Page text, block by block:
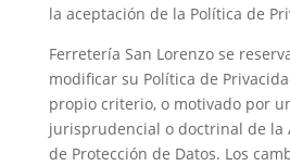
la aceptación de la Política de
Ferretería San Lorenzo se
modificar su Política de
propio criterio, o motivado por
jurisprudencial o doctrinal de la
de Protección de Datos. Los